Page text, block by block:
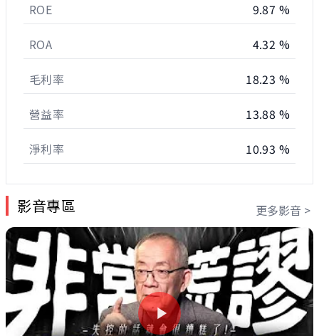
ROE 9.87 %
ROA 4.32 %
毛利率 18.23 %
營益率 13.88 %
淨利率 10.93 %
影音專區 更多影音 >